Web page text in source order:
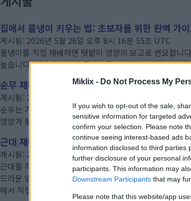
Miklix - Do Not Process My
If you wish to opt-out of the sale,
sensitive information for targeted
confirm your selection. Please note
continue seeing interest-based ads
information disclosed to third parties
further disclosure of your personal
participants. This information may
Downstream Participants that may
Please note that this website/app
집에서 물냉이 키우는 법: 초보자를 위한 완벽 가
게시됨: 2026년 5월 26일 오후 8시 16분 55초 UTC
물냉이를 직접 재배하면 텃밭이 영양의 보고로 변모합니
높습니다. 집에서 신선한 물냉이를 재배하는 데에는 자
순무 재배 방법: 완벽한 재배 가이드
게시됨: 2026년 4월 21일 오후 8시 54분 25초 UTC
순무는 가정 텃밭에서 키우기 가장 쉬운 뿌리채소 중 하
영양가 풍부한 잎을 모두 제공합니다. 넓은 뒷마당이든
근대 재배 방법: 초보자를 위한 완벽 가이드
게시됨: 2026년 4월 21일 오후 8시 50분 18초 UTC
근대를 직접 재배하면 텃밭이 다채로운 색깔의 낙원으로
드러운 잎을 선사합니다. 저녁 식사로 근대를 볶아 먹고
에서 직접 수확할 수 있습니다.